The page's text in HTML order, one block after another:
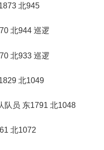
北945
北944 巡逻
北933 巡逻
北1049
员 东1791 北1048
北1072